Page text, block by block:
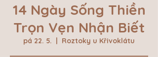
14 Ngày Sống Thiền
Trọn Vẹn Nhận Biết
pá 22. 5.
  |
Roztoky u Křivoklátu